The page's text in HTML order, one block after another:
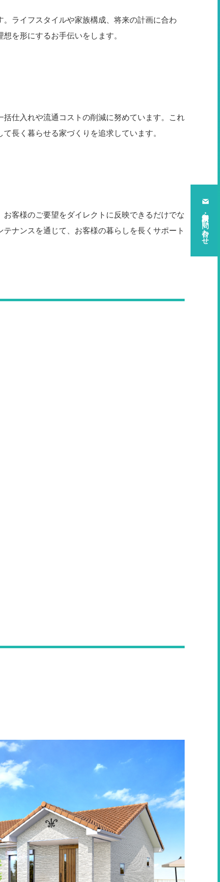
資料請求・お問い合わせ
ライフスタイルや家族構成、将来の計画に合わ
を形にするお手伝いをします。
仕入れや流通コストの削減に努めています。これ
長く暮らせる家づくりを追求しています。
客様のご要望をダイレクトに反映できるだけでな
ナンスを通じて、お客様の暮らしを長くサポート